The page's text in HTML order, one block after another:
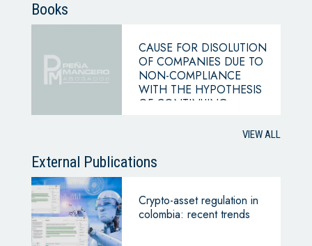
Books
CAUSE FOR DISOLUTION
OF COMPANIES DUE TO
NON-COMPLIANCE
WITH THE HYPOTHESIS
OF CONTINUING
VIEW ALL
External Publications
Crypto-asset regulation in
colombia: recent trends